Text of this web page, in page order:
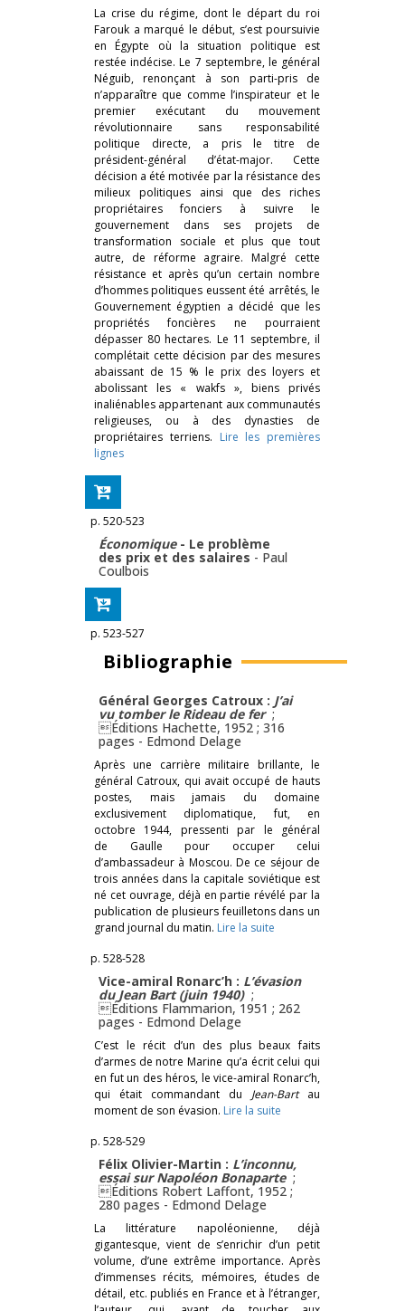
La crise du régime, dont le départ du roi
Farouk a marqué le début, s’est poursuivie
en Égypte où la situation politique est
restée indécise. Le 7 septembre, le général
Néguib, renonçant à son parti-pris de
n’apparaître que comme l’inspirateur et le
premier exécutant du mouvement
révolutionnaire sans responsabilité
politique directe, a pris le titre de
président-général d’état-major. Cette
décision a été motivée par la résistance des
milieux politiques ainsi que des riches
propriétaires fonciers à suivre le
gouvernement dans ses projets de
transformation sociale et plus que tout
autre, de réforme agraire. Malgré cette
résistance et après qu’un certain nombre
d’hommes politiques eussent été arrêtés, le
Gouvernement égyptien a décidé que les
propriétés foncières ne pourraient
dépasser 80 hectares. Le 11 septembre, il
complétait cette décision par des mesures
abaissant de 15 % le prix des loyers et
abolissant les « wakfs », biens privés
inaliénables appartenant aux communautés
religieuses, ou à des dynasties de
propriétaires terriens. Lire les premières
lignes
p. 520-523
Économique - Le problème
des prix et des salaires - Paul
Coulbois
p. 523-527
Bibliographie
Général Georges Catroux : J’ai
vu tomber le Rideau de fer ;
Éditions Hachette, 1952 ; 316
pages - Edmond Delage
Après une carrière militaire brillante, le
général Catroux, qui avait occupé de hauts
postes, mais jamais du domaine
exclusivement diplomatique, fut, en
octobre 1944, pressenti par le général
de Gaulle pour occuper celui
d’ambassadeur à Moscou. De ce séjour de
trois années dans la capitale soviétique est
né cet ouvrage, déjà en partie révélé par la
publication de plusieurs feuilletons dans un
grand journal du matin. Lire la suite
p. 528-528
Vice-amiral Ronarc’h : L’évasion
du Jean Bart(juin 1940) ;
Éditions Flammarion, 1951 ; 262
pages - Edmond Delage
C’est le récit d’un des plus beaux faits
d’armes de notre Marine qu’a écrit celui qui
en fut un des héros, le vice-amiral Ronarc’h,
qui était commandant du Jean-Bart au
moment de son évasion. Lire la suite
p. 528-529
Félix Olivier-Martin : L’inconnu,
essai sur Napoléon Bonaparte ;
Éditions Robert Laffont, 1952 ;
280 pages - Edmond Delage
La littérature napoléonienne, déjà
gigantesque, vient de s’enrichir d’un petit
volume, d’une extrême importance. Après
d’immenses récits, mémoires, études de
détail, etc. publiés en France et à l’étranger,